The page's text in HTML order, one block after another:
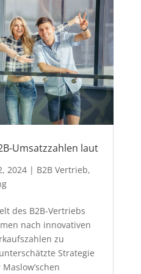
Umsatzzahlen laut
2024| B2B Vertrieb,
des B2B-Vertriebs
nach innovativen
zu
Strategie